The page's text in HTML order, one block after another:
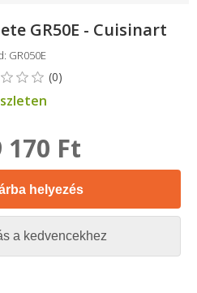
GR50E - Cuisinart
GR050E
170 Ft
helyezés
a kedvencekhez